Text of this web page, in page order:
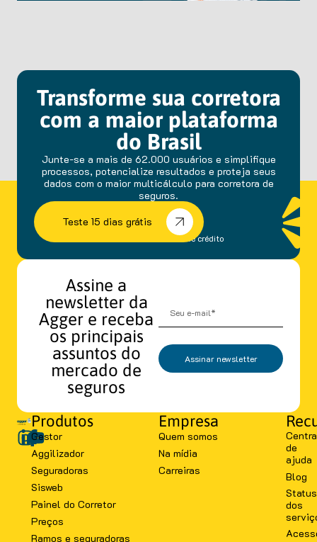
Transforme sua corretora
com a maior plataforma
do Brasil
Junte-se a mais de 62.000 usuários e simplifique
processos, potencialize resultados e proteja seus
dados com o maior multicálculo para corretora de
seguros.
Teste 15 dias grátis
sem fidelidade e cartão de crédito
Assine a
newsletter da
Agger e receba
os principais
assuntos do
mercado de
seguros
Assinar newsletter
Produtos
Gestor
Aggilizador
Seguradoras
Sisweb
Painel do Corretor
Preços
Ramos e seguradoras
Empresa
Quem somos
Na mídia
Carreiras
de
ajuda
Blog
Status
dos